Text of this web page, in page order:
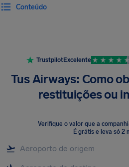
Conteúdo
TrustpilotExcelente
Tus Airways: Como
restituições ou
Verifique o valor que a
É grátis e leva só 2